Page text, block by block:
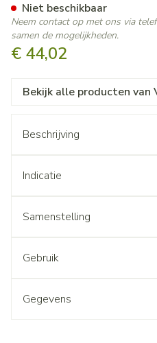
€ 44,02
Niet beschikbaar
Neem contact op met ons via
samen de mogelijkheden.
Bekijk alle producten van
Beschrijving
Indicatie
Samenstelling
Gebruik
Gegevens